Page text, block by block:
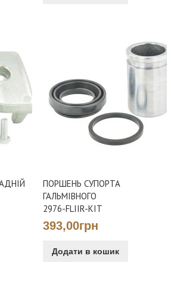
ПОРШЕНЬ СУПОРТА
ГАЛЬМІВНОГО
2976-FLIIR-KIT
393,00грн
Додати в кошик